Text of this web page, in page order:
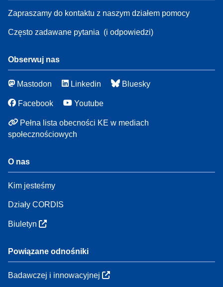
Zapraszamy do kontaktu z naszym działem pomocy
Często zadawane pytania (i odpowiedzi)
Obserwuj nas
Mastodon Linkedin Bluesky
Facebook Youtube
Pełna lista obecności KE w mediach
społecznościowych
O nas
Kim jesteśmy
Działy CORDIS
Biuletyn
Powiązane odnośniki
Badawczej i innowacyjnej